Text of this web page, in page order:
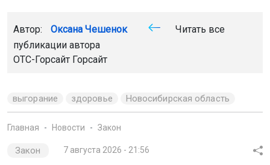
Автор: Оксана Чешенок
Читать все
публикации автора
ОТС-Горсайт Горсайт
выгорание здоровье Новосибирская область
Главная Новости Закон
Закон 7 августа 2026 - 21:56